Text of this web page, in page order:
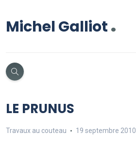
Michel Galliot.
LE PRUNUS
Travaux au couteau 19 septembre 2010